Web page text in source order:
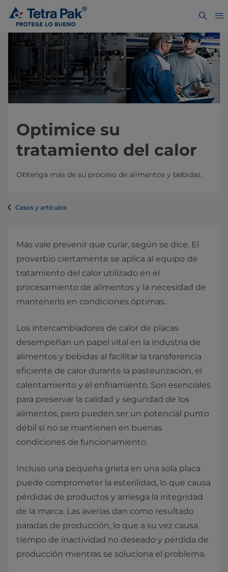
Optimice su
tratamiento del calor
Obtenga más de su proceso de alimentos y bebidas.
Casos y artículos
Más vale prevenir que curar, según se dice. El
proverbio ciertamente se aplica al equipo de
tratamiento del calor utilizado en el
procesamiento de alimentos y la necesidad de
mantenerlo en condiciones óptimas.
Los intercambiadores de calor de placas
desempeñan un papel vital en la industria de
alimentos y bebidas al facilitar la transferencia
eficiente de calor durante la pasteurización, el
calentamiento y el enfriamiento. Son esenciales
para preservar la calidad y seguridad de los
alimentos, pero pueden ser un potencial punto
débil si no se mantienen en buenas
condiciones de funcionamiento.
Incluso una pequeña grieta en una sola placa
puede comprometer la esterilidad, lo que causa
pérdidas de productos y arriesga la integridad
de la marca. Las averías dan como resultado
paradas de producción, lo que a su vez causa
tiempo de inactividad no deseado y pérdida de
producción mientras se soluciona el problema.